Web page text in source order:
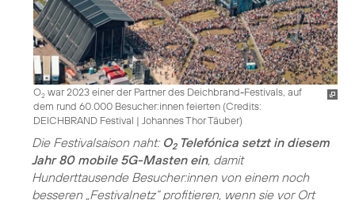
O2 war 2023 einer der Partner des Deichbrand-Festivals, auf
dem rund 60.000 Besucher:innen feierten (Credits:
DEICHBRAND Festival | Johannes Thor Täuber)
Die Festivalsaison naht: O2Telefónica setzt in diesem
Jahr 80 mobile 5G-Masten ein, damit
Hunderttausende Besucher:innen von einem noch
besseren „Festivalnetz“ profitieren, wenn sie vor Ort